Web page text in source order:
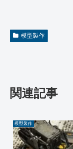
模型製作
関連記事
模型製作